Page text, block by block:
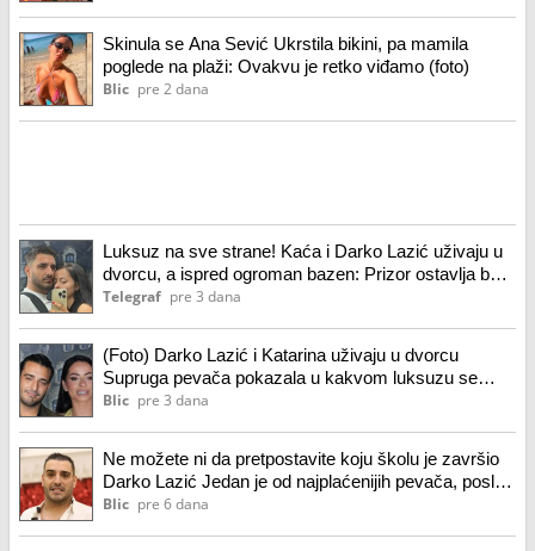
Skinula se Ana Sević Ukrstila bikini, pa mamila
poglede na plaži: Ovakvu je retko viđamo (foto)
Blic pre 2 dana
Luksuz na sve strane! Kaća i Darko Lazić uživaju u
dvorcu, a ispred ogroman bazen: Prizor ostavlja bez
daha
Telegraf pre 3 dana
(Foto) Darko Lazić i Katarina uživaju u dvorcu
Supruga pevača pokazala u kakvom luksuzu se
baškare, a ispred ogroman bazen
Blic pre 3 dana
Ne možete ni da pretpostavite koju školu je završio
Darko Lazić Jedan je od najplaćenijih pevača, posle
pobede u "Zvezdama Granda" život mu se promenio
Blic pre 6 dana